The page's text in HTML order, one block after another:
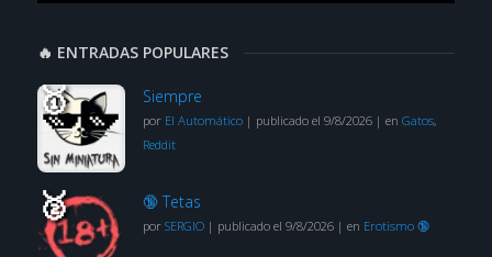
🔥 ENTRADAS POPULARES
Siempre
por El Automático| publicado el 9/8/2026| en Gatos,
Reddit
🔞 Tetas
por SERGIO| publicado el 9/8/2026| en Erotismo 🔞